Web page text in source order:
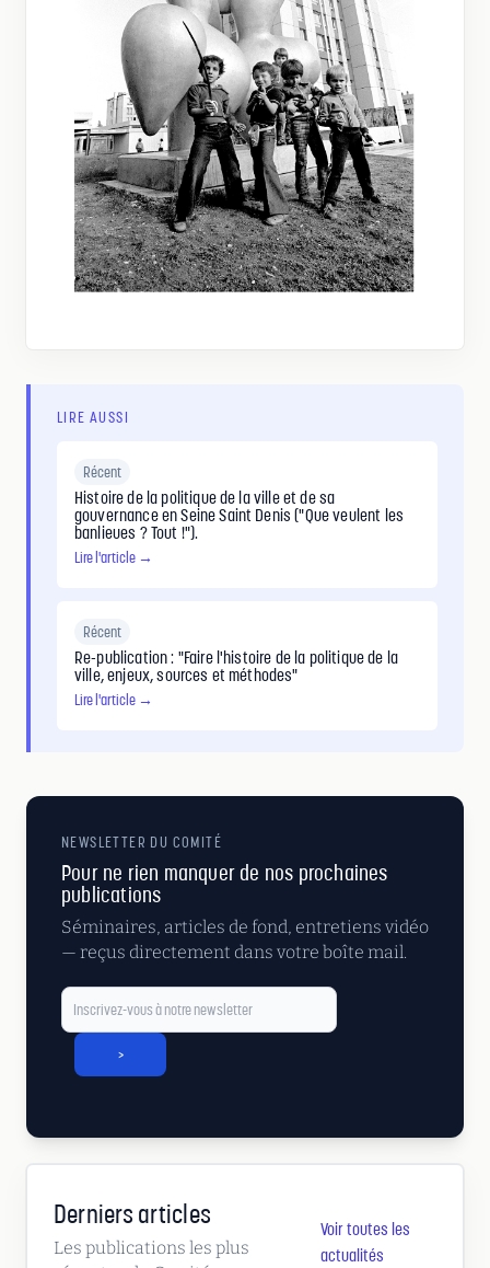
LIRE AUSSI
Récent
Histoire de la politique de la ville et de sa
gouvernance en Seine Saint Denis ("Que veulent les
banlieues ? Tout !").
Lire l'article →
Récent
Re-publication : "Faire l'histoire de la politique de la
ville, enjeux, sources et méthodes"
Lire l'article →
NEWSLETTER DU COMITÉ
Pour ne rien manquer de nos prochaines
publications
Séminaires, articles de fond, entretiens vidéo
— reçus directement dans votre boîte mail.
>
Derniers articles
Les publications les plus
Voir toutes les
actualités